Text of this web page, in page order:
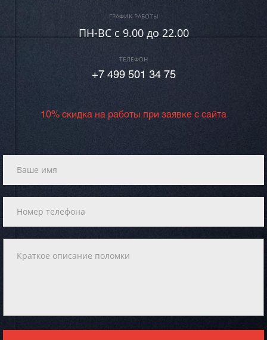
ГРАФИК РАБОТЫ
ПН-ВC c 9.00 до 22.00
ТЕЛЕФОН
+7 499 501 34 75
10% скидка на работы при заявке с сайта